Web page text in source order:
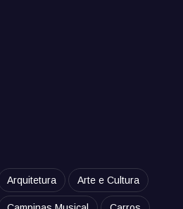
Arquitetura Arte e Cultura